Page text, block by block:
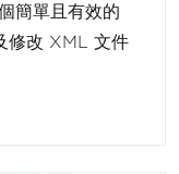
簡單且有效的
修改 XML 文件